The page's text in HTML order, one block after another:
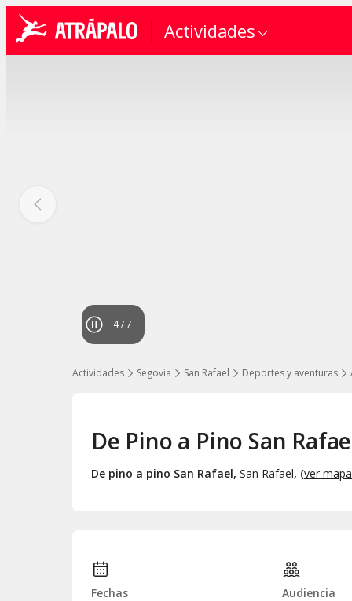
Actividades
4/7
Actividades Segovia San Rafael Deportes y aventuras
De Pino a Pino San
De pino a pino San Rafael, San Rafael, (ver mapa
Fechas
Audiencia